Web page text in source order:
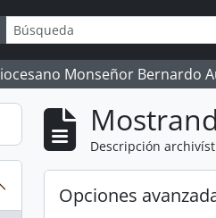
options
Monseñor Bernardo
Descripción
Opciones